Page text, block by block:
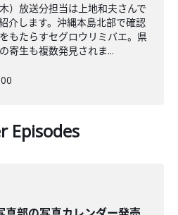
）放送分担当は上地和夫さんで
介します。沖縄本島北部で確認
もたらすセグロウリミバエ。県
寄生も複数発見されま...
Episodes